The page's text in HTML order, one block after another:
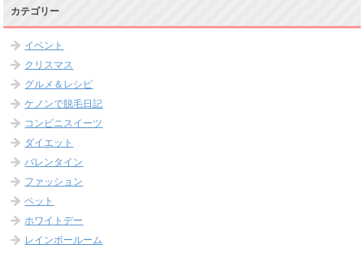
カテゴリー
イベント
クリスマス
グルメ＆レシピ
ケノンで脱毛日記
コンビニスイーツ
ダイエット
バレンタイン
ファッション
ペット
ホワイトデー
レインボールーム